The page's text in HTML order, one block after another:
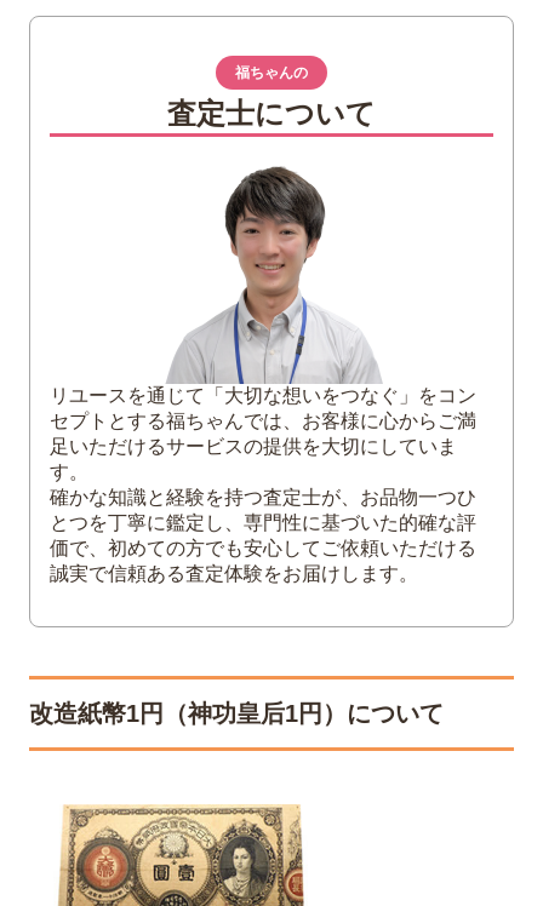
神功皇后って誰？
福ちゃんでの参考買取価格【最大
その他の改造紙幣
神功皇后改造紙幣
大蔵卿改造紙幣
改造紙幣に施された偽造防止策
5
改造紙幣1円（神功皇后1円）の買取は福ち
ゃんへ
福ちゃんの
査定士について
リユースを通じて「大切な想いをつなぐ」をコン
セプトとする福ちゃんでは、お客様に心からご満
足いただけるサービスの提供を大切にしていま
す。
確かな知識と経験を持つ査定士が、お品物一つひ
とつを丁寧に鑑定し、専門性に基づいた的確な評
価で、初めての方でも安心してご依頼いただける
誠実で信頼ある査定体験をお届けします。
改造紙幣1円（神功皇后1円）について